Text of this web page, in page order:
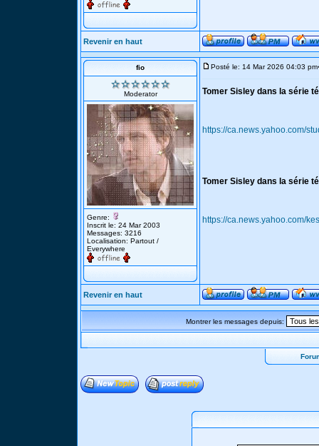
Revenir en haut
fio
Moderator
Genre:
Inscrit le: 24 Mar 2003
Messages: 3216
Localisation: Partout /
Everywhere
Posté le: 14 Mar 2026 04:03 pm
Tomer Sisley dans la série
https://ca.news.yahoo.com/
Tomer Sisley dans la série
https://ca.news.yahoo.com/
Revenir en haut
Montrer les messages depuis: